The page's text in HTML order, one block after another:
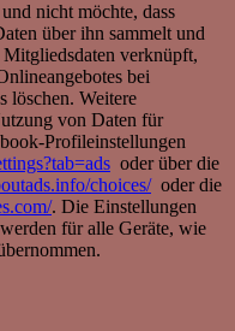
nicht möchte, dass
über ihn sammelt und
Mitgliedsdaten verknüpft,
bei
löschen. Weitere
von Daten für
Profileinstellungen
oder über die
choices/oder die
. Die Einstellungen
für alle Geräte, wie